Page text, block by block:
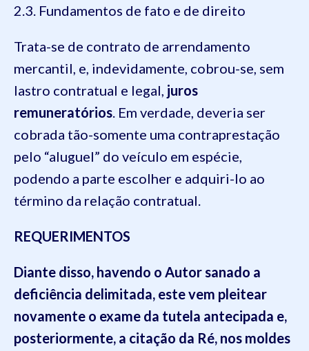
2.3. Fundamentos de fato e de direito
Trata-se de contrato de arrendamento
mercantil, e, indevidamente, cobrou-se, sem
lastro contratual e legal, juros
remuneratórios. Em verdade, deveria ser
cobrada tão-somente uma contraprestação
pelo “aluguel” do veículo em espécie,
podendo a parte escolher e adquiri-lo ao
término da relação contratual.
REQUERIMENTOS
Diante disso, havendo o Autor sanado a
deficiência delimitada, este vem pleitear
novamente o exame da tutela antecipada e,
posteriormente, a citação da Ré, nos moldes